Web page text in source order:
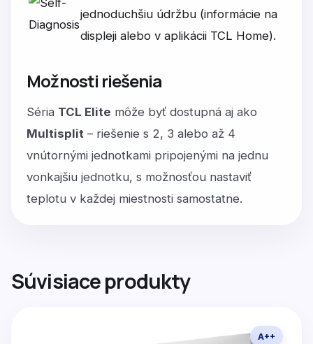
jednoduchšiu údržbu (informácie na
displeji alebo v aplikácii TCL Home).
Možnosti riešenia
Séria TCL Elite môže byť dostupná aj ako
Multisplit – riešenie s 2, 3 alebo až 4
vnútornými jednotkami pripojenými na jednu
vonkajšiu jednotku, s možnosťou nastaviť
teplotu v každej miestnosti samostatne.
Súvisiace produkty
A++